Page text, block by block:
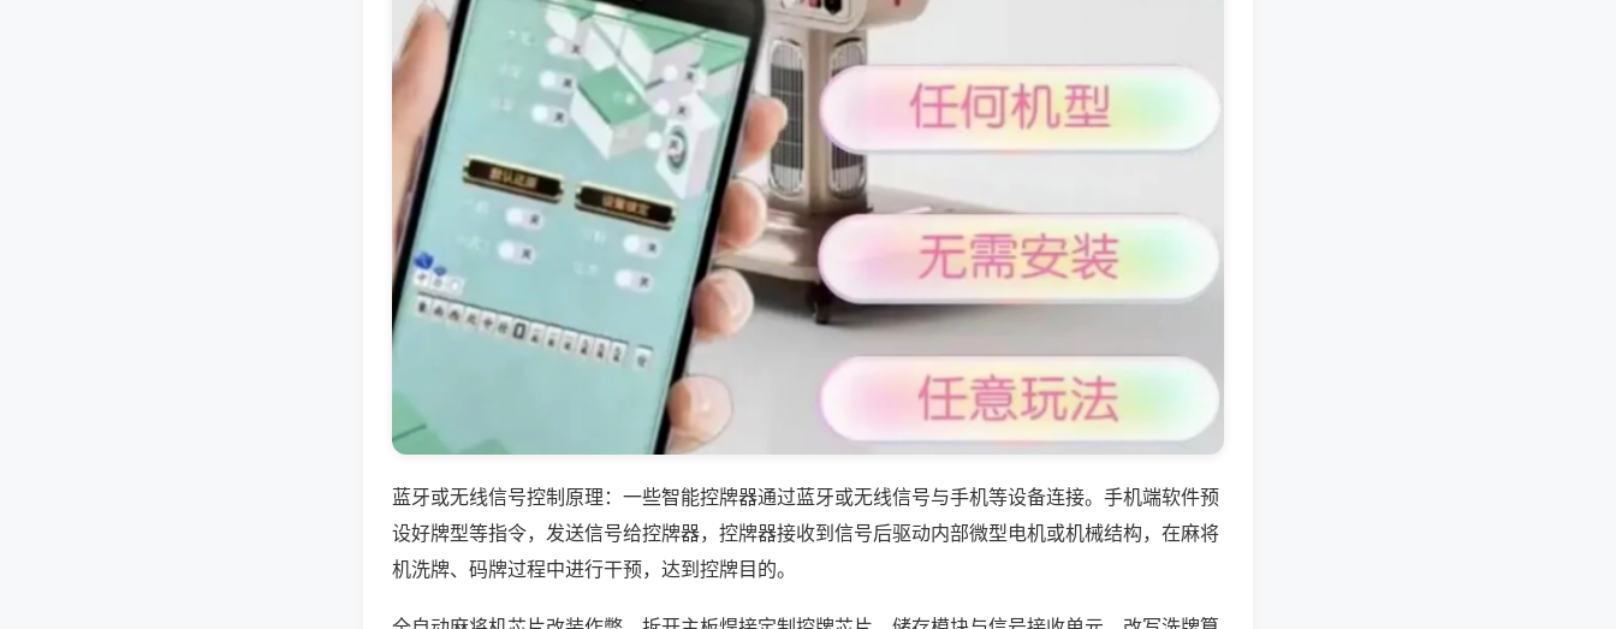
蓝牙或无线信号控制原理：一些智能控牌器通过蓝牙或无线信号与手机等设备连接。手机端软件预
设好牌型等指令，发送信号给控牌器，控牌器接收到信号后驱动内部微型电机或机械结构，在麻将
机洗牌、码牌过程中进行干预，达到控牌目的。